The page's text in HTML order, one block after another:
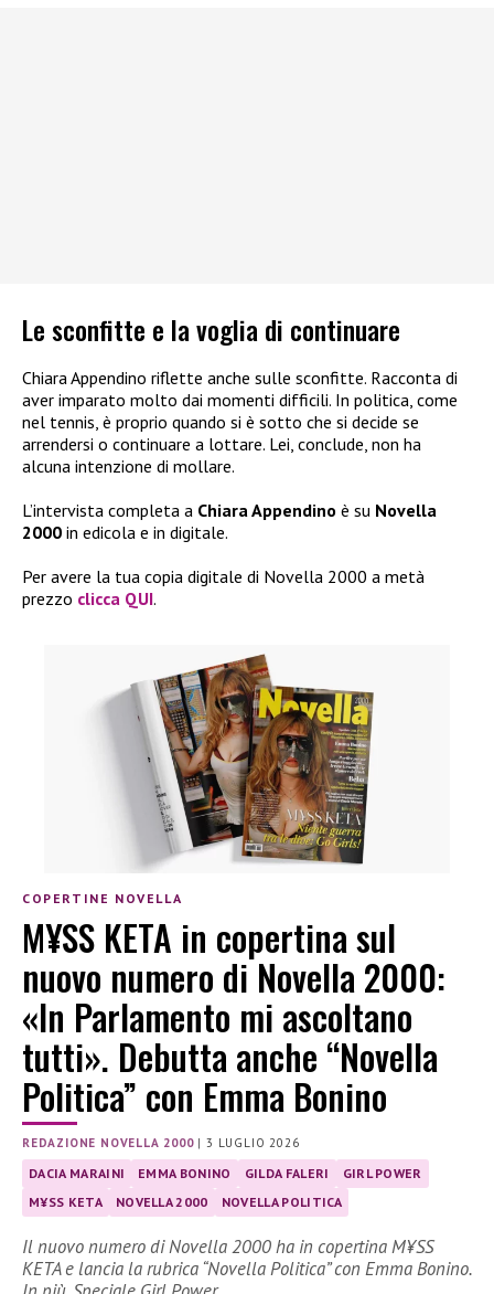
Le sconfitte e la voglia di continuare
Chiara Appendino riflette anche sulle sconfitte. Racconta di
aver imparato molto dai momenti difficili. In politica, come
nel tennis, è proprio quando si è sotto che si decide se
arrendersi o continuare a lottare. Lei, conclude, non ha
alcuna intenzione di mollare.
L’intervista completa a Chiara Appendino è su Novella
2000 in edicola e in digitale.
Per avere la tua copia digitale di Novella 2000 a metà
prezzo clicca QUI.
COPERTINE NOVELLA
M¥SS KETA in copertina sul
nuovo numero di Novella 2000:
«In Parlamento mi ascoltano
tutti». Debutta anche “Novella
Politica” con Emma Bonino
REDAZIONE NOVELLA 2000|3 LUGLIO 2026
DACIA MARAINI EMMA BONINO GILDA FALERI
GIRL POWER
M¥SS KETA
NOVELLA 2000 NOVELLA POLITICA
Il nuovo numero di Novella 2000 ha in copertina M¥SS
KETA e lancia la rubrica “Novella Politica” con Emma Bonino.